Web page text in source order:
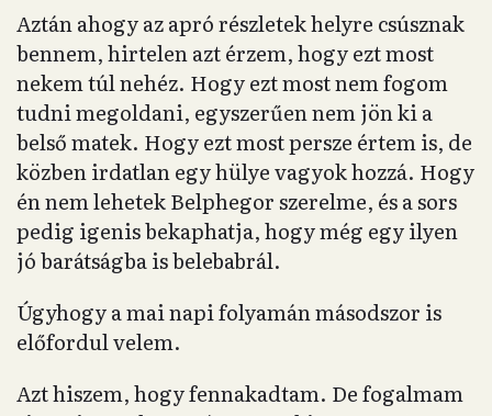
Aztán ahogy az apró részletek helyre csúsznak
bennem, hirtelen azt érzem, hogy ezt most
nekem túl nehéz. Hogy ezt most nem fogom
tudni megoldani, egyszerűen nem jön ki a
belső matek. Hogy ezt most persze értem is, de
közben irdatlan egy hülye vagyok hozzá. Hogy
én nem lehetek Belphegor szerelme, és a sors
pedig igenis bekaphatja, hogy még egy ilyen
jó barátságba is belebabrál.
Úgyhogy a mai napi folyamán másodszor is
előfordul velem.
Azt hiszem, hogy fennakadtam. De fogalmam